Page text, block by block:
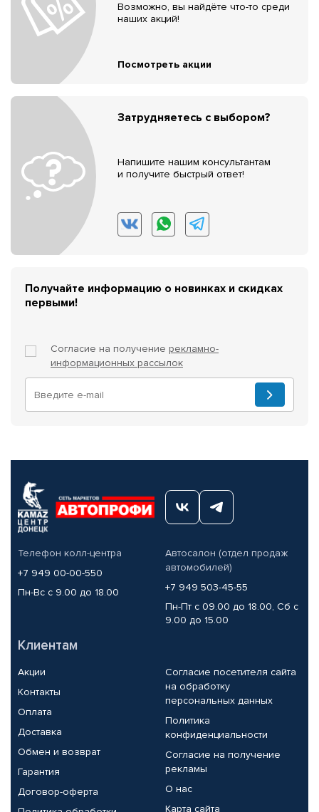
Возможно, вы найдёте что-то среди
наших акций!
Посмотреть акции
Затрудняетесь с выбором?
Напишите нашим консультантам
и получите быстрый ответ!
Получайте информацию о новинках и скидках
первыми!
Согласие на получение рекламно-
информационных рассылок
Телефон колл-центра
+7 949 00-00-550
Пн-Вс с 9.00 до 18.00
Автосалон (отдел продаж
автомобилей)
+7 949 503-45-55
Пн-Пт с 09.00 до 18.00, Сб с
9.00 до 15.00
Клиентам
Акции
Контакты
Оплата
Доставка
Обмен и возврат
Гарантия
Договор-оферта
Согласие посетителя сайта
на обработку
персональных данных
Политика
конфиденциальности
Согласие на получение
рекламы
О нас
Карта сайта